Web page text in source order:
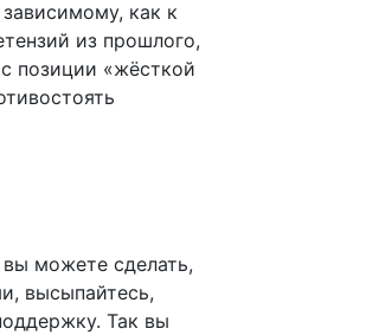
как к
из прошлого,
позиции «жёсткой
можете сделать,
высыпайтесь,
Так вы